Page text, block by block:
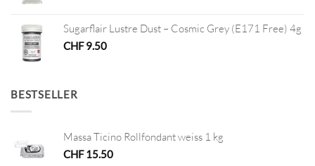
Sugarflair Lustre Dust – Cosmic Grey (E171 Free) 4g
CHF9.50
BESTSELLER
Massa Ticino Rollfondant weiss 1 kg
CHF15.50